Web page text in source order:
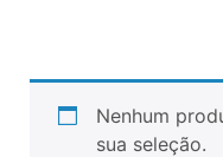
Nenhum
sua seleção.